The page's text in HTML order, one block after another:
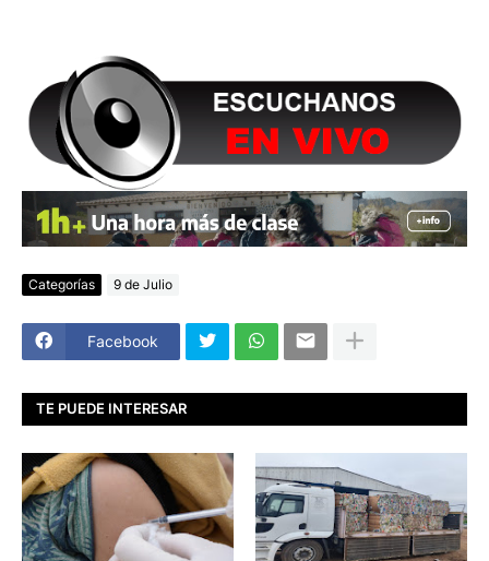
Categorías 9 de Julio
Facebook
TE PUEDE INTERESAR